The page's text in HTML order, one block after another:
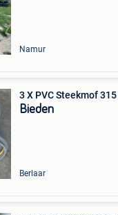
Namur
Bieden
Berlaar